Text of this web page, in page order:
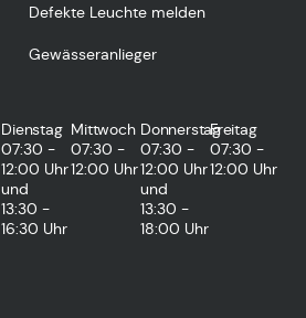
Defekte Leuchte melden
Gewässeranlieger
Dienstag
07:30 -
12:00 Uhr
und
13:30 -
16:30 Uhr
Mittwoch
07:30 -
12:00 Uhr
Donnerstag
07:30 -
12:00 Uhr
und
13:30 -
18:00 Uhr
Freitag
07:30 -
12:00 Uhr